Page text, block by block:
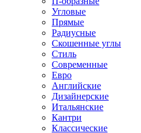
Угловые
Прямые
Радиусные
Скошенные углы
Стиль
Современные
Евро
Английские
Дизайнерские
Итальянские
Кантри
Классические